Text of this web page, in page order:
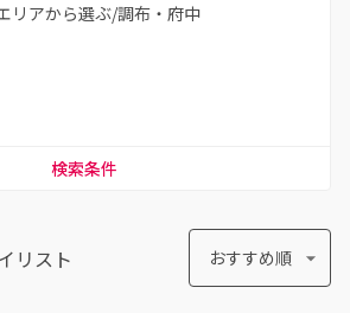
リアから選ぶ/調布・府中
検索条件
リスト おすすめ順